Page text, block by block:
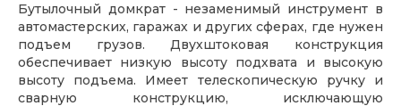
Бутылочный домкрат - незаменимый инструмент в
автомастерских, гаражах и других сферах, где нужен
подъем грузов. Двухштоковая конструкция
обеспечивает низкую высоту подхвата и высокую
высоту подъема. Имеет телескопическую ручку и
сварную конструкцию, исключающую